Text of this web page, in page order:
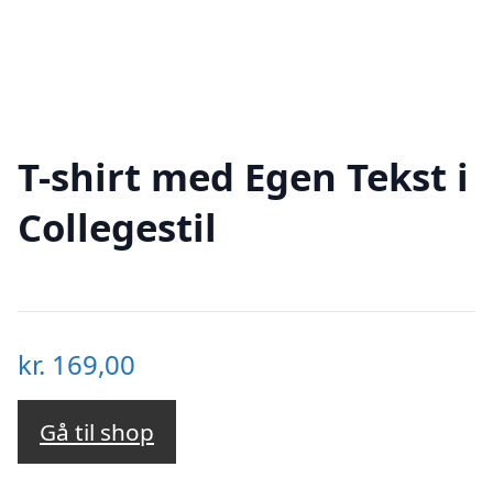
T-shirt med Egen Tekst i
Collegestil
kr. 169,00
Gå til shop